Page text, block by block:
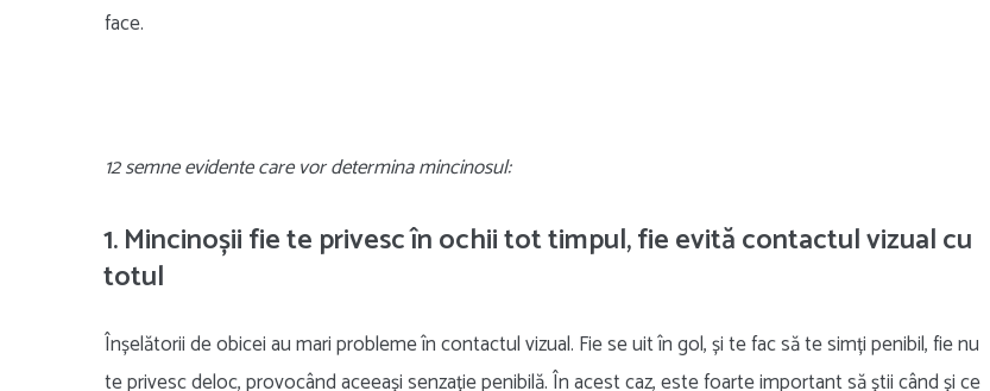
face.
12 semne evidente care vor determina mincinosul:
1. Mincinoșii fie te privesc în ochii tot timpul, fie evită contactul vizual cu
totul
Înșelătorii de obicei au mari probleme în contactul vizual. Fie se uit în gol, și te fac să te simți penibil, fie nu
te privesc deloc, provocând aceeași senzație penibilă. În acest caz, este foarte important să știi când și ce